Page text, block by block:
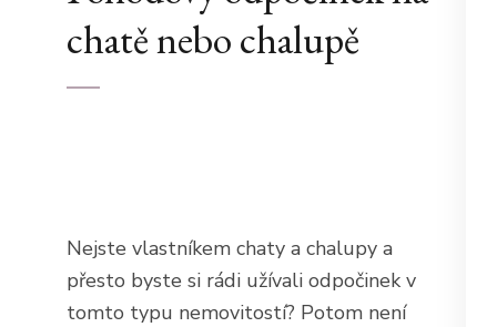
chatě nebo chalupě
Nejste vlastníkem chaty a chalupy a
přesto byste si rádi užívali odpočinek v
tomto typu nemovitostí? Potom není